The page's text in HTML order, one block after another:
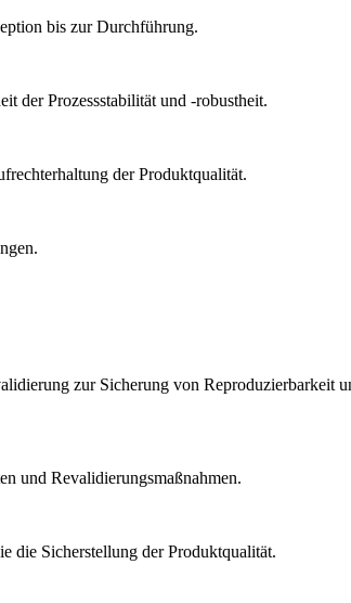
bis zur Durchführung.
der Prozessstabilität und -robustheit.
der Produktqualität.
zur Sicherung von Reproduzierbarkeit
und Revalidierungsmaßnahmen.
die Sicherstellung der Produktqualität.